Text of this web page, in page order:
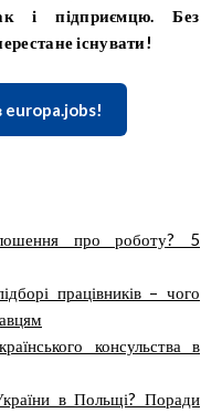
і підприємцю. Без
існувати!
europa.jobs!
про роботу? 5
працівників – чого
консульства в
в Польщі? Поради